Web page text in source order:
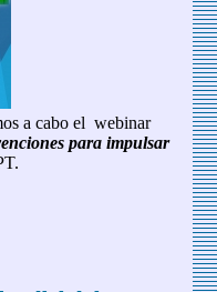
a cabo el webinar
para impulsar
para impulsar tu